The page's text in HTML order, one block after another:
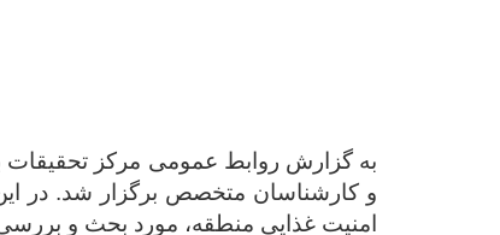
به گزارش روابط عمومی مرکز تحقیقات
و کارشناسان متخصص برگزار شد. در این
امنیت غذایی منطقه، مورد بحث و